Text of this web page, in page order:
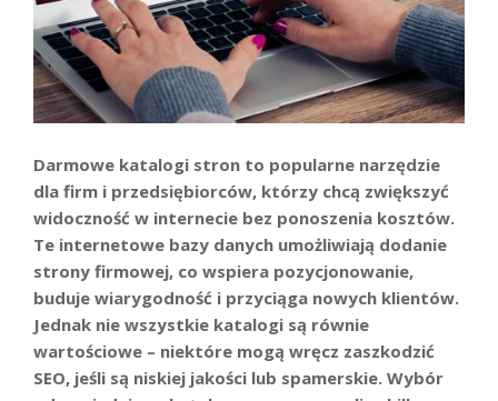
Darmowe katalogi stron to popularne narzędzie
dla firm i przedsiębiorców, którzy chcą zwiększyć
widoczność w internecie bez ponoszenia kosztów.
Te internetowe bazy danych umożliwiają dodanie
strony firmowej, co wspiera pozycjonowanie,
buduje wiarygodność i przyciąga nowych klientów.
Jednak nie wszystkie katalogi są równie
wartościowe – niektóre mogą wręcz zaszkodzić
SEO, jeśli są niskiej jakości lub spamerskie. Wybór